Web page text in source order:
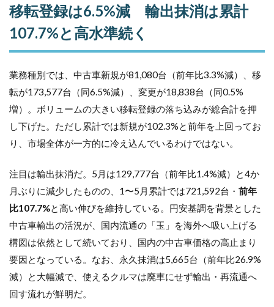
移転登録は6.5%減 輸出抹消は累計
107.7%と高水準続く
業務種別では、中古車新規が81,080台（前年比3.3%減）、移
転が173,577台（同6.5%減）、変更が18,838台（同0.5%
増）。ボリュームの大きい移転登録の落ち込みが総合計を押
し下げた。ただし累計では新規が102.3%と前年を上回ってお
り、市場全体が一方的に冷え込んでいるわけではない。
注目は輸出抹消だ。5月は129,777台（前年比1.4%減）と4か
月ぶりに減少したものの、1〜5月累計では721,592台・ 前年
比107.7%と高い伸びを維持している。円安基調を背景とした
中古車輸出の活況が、国内流通の「玉」を海外へ吸い上げる
構図は依然として続いており、国内の中古車価格の高止まり
要因となっている。なお、永久抹消は5,665台（前年比26.9%
減）と大幅減で、使えるクルマは廃車にせず輸出・再流通へ
回す流れが鮮明だ。